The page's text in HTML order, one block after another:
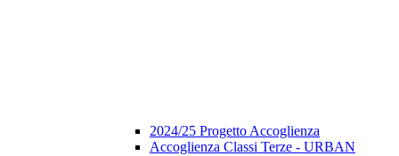
2024/25 Progetto Accoglienza
Accoglienza Classi Terze - URBAN